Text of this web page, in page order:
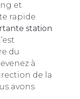
et
rapide
station
du
à
de la
avons